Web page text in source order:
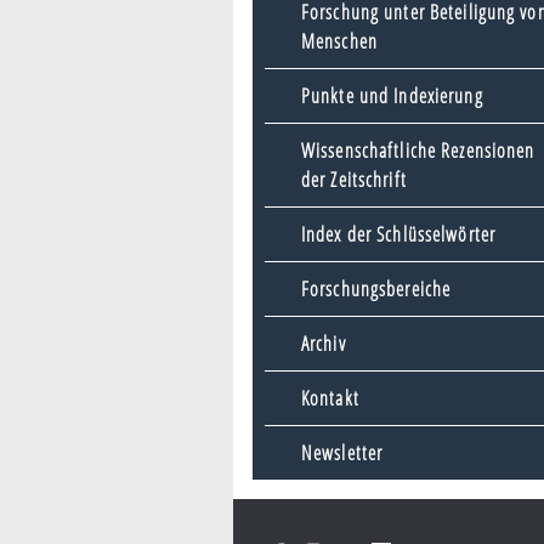
Forschung unter Beteiligung
Menschen
Punkte und Indexierung
Wissenschaftliche Rezensionen
der Zeitschrift
Index der Schlüsselwörter
Forschungsbereiche
Archiv
Kontakt
Newsletter